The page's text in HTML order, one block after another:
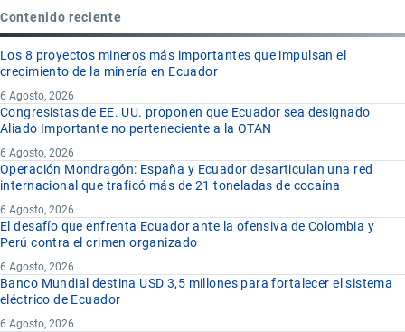
Contenido reciente
Los 8 proyectos mineros más importantes que impulsan el
crecimiento de la minería en Ecuador
6 Agosto, 2026
Congresistas de EE. UU. proponen que Ecuador sea designado
Aliado Importante no perteneciente a la OTAN
6 Agosto, 2026
Operación Mondragón: España y Ecuador desarticulan una red
internacional que traficó más de 21 toneladas de cocaína
6 Agosto, 2026
El desafío que enfrenta Ecuador ante la ofensiva de Colombia y
Perú contra el crimen organizado
6 Agosto, 2026
Banco Mundial destina USD 3,5 millones para fortalecer el sistema
eléctrico de Ecuador
6 Agosto, 2026